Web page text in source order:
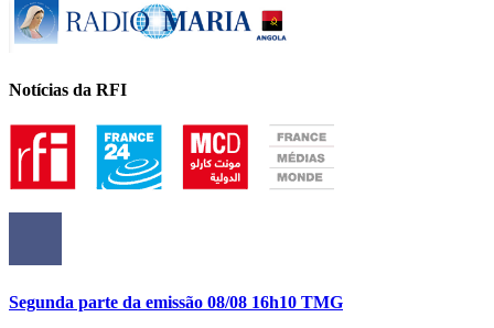
Notícias da RFI
Segunda parte da emissão 08/08 16h10 TMG